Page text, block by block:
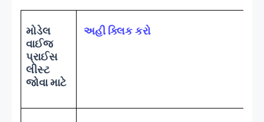
મોડેલ
વાઈજ
પ્રાઈસ
લીસ્ટ
જોવા માટે
અહી ક્લિક કરો